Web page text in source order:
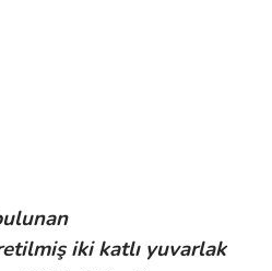
iki katlı yuvarlak